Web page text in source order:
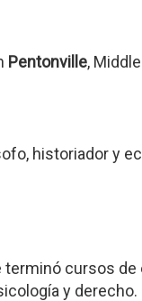
Pentonville,
historiador y
cursos
y derecho.